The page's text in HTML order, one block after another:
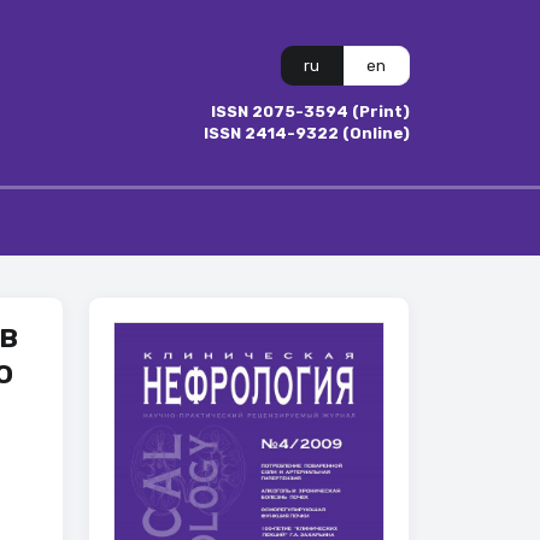
ru en
ISSN 2075-3594 (Print)
ISSN 2414-9322 (Online)